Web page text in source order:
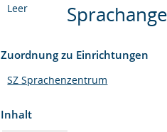
Leer
Zuordnung zu Einrichtungen
SZ Sprachenzentrum
Inhalt